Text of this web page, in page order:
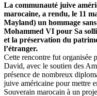
La communauté juive
marocaine, a rendu, le 11
Mayland) un hommage
Mohammed VI pour Sa
et la préservation du
l’étranger.
Cette rencontre fut organisée
David, avec le soutien des
présence de nombreux
juive américaine pour mettre
Souverain marocain à un